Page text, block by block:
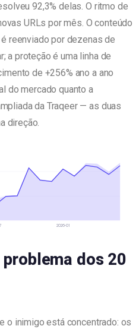
92,3% delas. O ritmo de
URLs por mês. O conteúdo
reenviado por dezenas de
a proteção é uma linha de
de +256% ano a ano
do mercado quanto a
da Traqeer — as duas
direção.
2026-01
dos 20
o inimigo está concentrado: os